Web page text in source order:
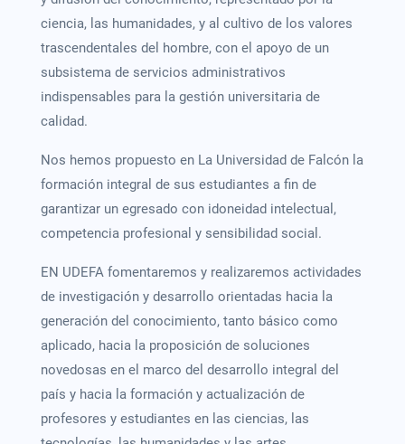
ciencia, las humanidades, y al cultivo de los valores
trascendentales del hombre, con el apoyo de un
subsistema de servicios administrativos
indispensables para la gestión universitaria de
calidad.
Nos hemos propuesto en La Universidad de Falcón la
formación integral de sus estudiantes a fin de
garantizar un egresado con idoneidad intelectual,
competencia profesional y sensibilidad social.
EN UDEFA fomentaremos y realizaremos actividades
de investigación y desarrollo orientadas hacia la
generación del conocimiento, tanto básico como
aplicado, hacia la proposición de soluciones
novedosas en el marco del desarrollo integral del
país y hacia la formación y actualización de
profesores y estudiantes en las ciencias, las